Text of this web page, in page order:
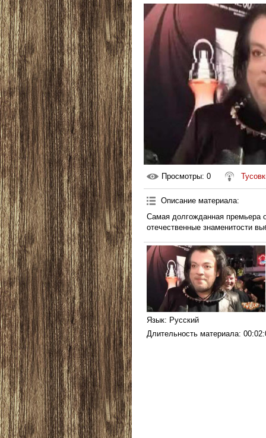
Просмотры: 0
Описание материала:
Cамая долгожданная премьера
отечественные знаменитости
Язык: Русский
Длительность материала: